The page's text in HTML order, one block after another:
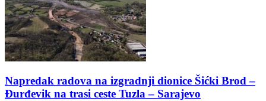
Napredak radova na izgradnji dionice Šićki Brod –
Đurđevik na trasi ceste Tuzla – Sarajevo